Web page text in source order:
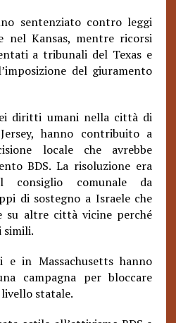
sentenziato contro leggi
nel Kansas, mentre ricorsi
a tribunali del Texas e
del giuramento
diritti umani nella città di
hanno contribuito a
locale che avrebbe
BDS. La risoluzione era
consiglio comunale da
di sostegno a Israele che
su altre città vicine perché
simili.
in Massachusetts hanno
campagna per bloccare
statale.